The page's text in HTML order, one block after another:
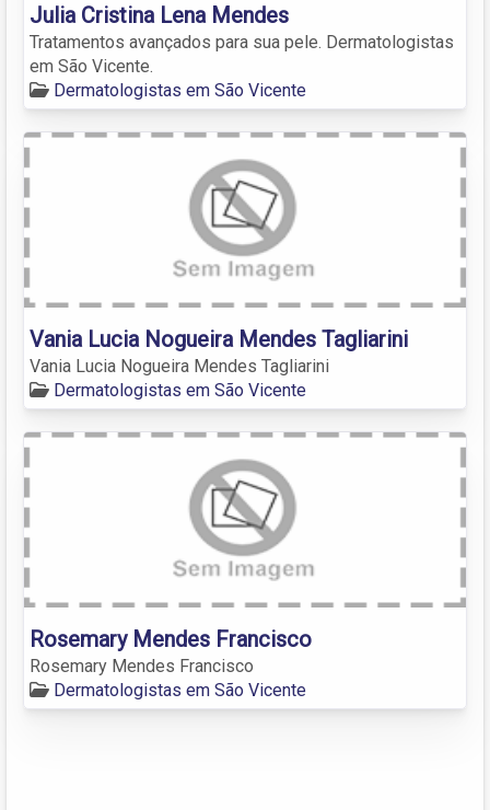
Julia Cristina Lena Mendes
Tratamentos avançados para sua pele. Dermatologistas
em São Vicente.
Dermatologistas em São Vicente
Vania Lucia Nogueira Mendes Tagliarini
Vania Lucia Nogueira Mendes Tagliarini
Dermatologistas em São Vicente
Rosemary Mendes Francisco
Rosemary Mendes Francisco
Dermatologistas em São Vicente